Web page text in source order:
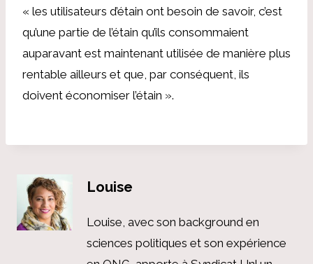
« les utilisateurs d’étain ont besoin de savoir, c’est
qu’une partie de l’étain qu’ils consommaient
auparavant est maintenant utilisée de manière plus
rentable ailleurs et que, par conséquent, ils
doivent économiser l’étain ».
Louise
Louise, avec son background en
sciences politiques et son expérience